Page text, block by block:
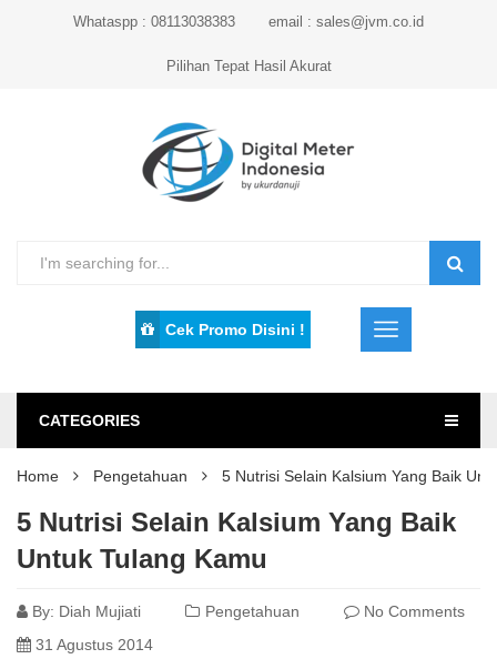
Whataspp : 08113038383 email : sales@jvm.co.id
Pilihan Tepat Hasil Akurat
Cek Promo Disini !
CATEGORIES
Home Pengetahuan 5 Nutrisi Selain Kalsium Yang Baik
5 Nutrisi Selain Kalsium Yang Baik
Untuk Tulang Kamu
By: Diah Mujiati Pengetahuan
No Comments
31 Agustus 2014